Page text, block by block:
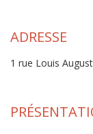
ADRESSE
1 rue Louis